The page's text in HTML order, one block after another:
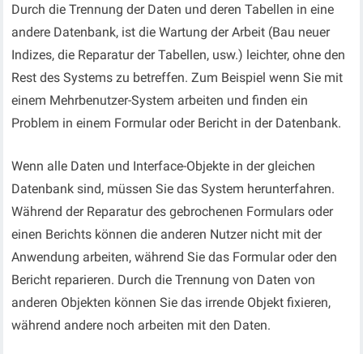
Durch die Trennung der Daten und deren Tabellen in eine
andere Datenbank, ist die Wartung der Arbeit (Bau neuer
Indizes, die Reparatur der Tabellen, usw.) leichter, ohne den
Rest des Systems zu betreffen. Zum Beispiel wenn Sie mit
einem Mehrbenutzer-System arbeiten und finden ein
Problem in einem Formular oder Bericht in der Datenbank.
Wenn alle Daten und Interface-Objekte in der gleichen
Datenbank sind, müssen Sie das System herunterfahren.
Während der Reparatur des gebrochenen Formulars oder
einen Berichts können die anderen Nutzer nicht mit der
Anwendung arbeiten, während Sie das Formular oder den
Bericht reparieren. Durch die Trennung von Daten von
anderen Objekten können Sie das irrende Objekt fixieren,
während andere noch arbeiten mit den Daten.